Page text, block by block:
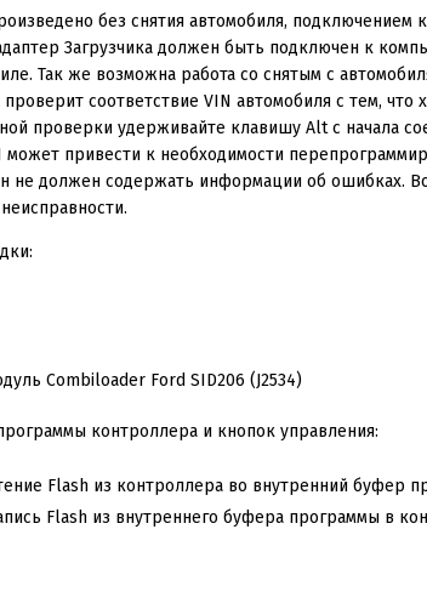
без снятия автомобиля, подключением
Загрузчика должен быть подключен к
Так же возможна работа со снятым с
соответствие VIN автомобиля с тем,
проверки удерживайте клавишу Alt с начала
привести к необходимости
не должен содержать информации об ошибках.
контроллера и кнопок управления:
Flash из контроллера во внутренний буфер
Flash из внутреннего буфера программы в